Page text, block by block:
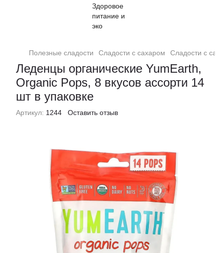
Полезные сладости Сладости с сахаром Сладости с
Леденцы органические YumEarth,
Organic Pops, 8 вкусов ассорти 14
шт в упаковке
Артикул: 1244 Оставить отзыв